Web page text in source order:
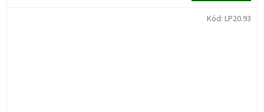
Kód: LP20.93